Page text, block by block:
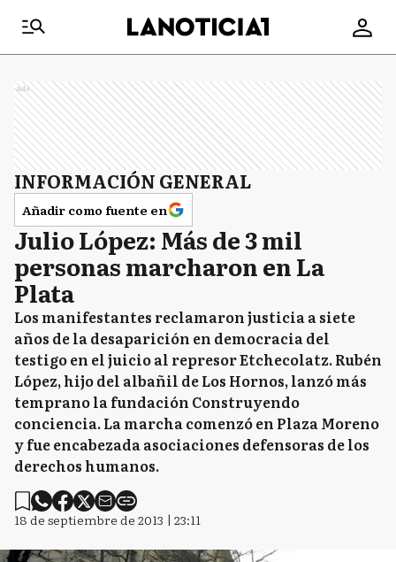
Ads
INFORMACIÓN GENERAL
Añadir como fuente en
Julio López: Más de 3 mil
personas marcharon en La
Plata
Los manifestantes reclamaron justicia a siete
años de la desaparición en democracia del
testigo en el juicio al represor Etchecolatz. Rubén
López, hijo del albañil de Los Hornos, lanzó más
temprano la fundación Construyendo
conciencia. La marcha comenzó en Plaza Moreno
y fue encabezada asociaciones defensoras de los
derechos humanos.
18 de septiembre de 2013 | 23:11